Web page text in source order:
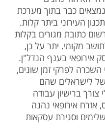
כבר בתוך מערכת
העירוני ביתר קלות.
כתובת מגורים בקלות
מקומי. יתר על כן,
אירופאי בענף הנדל"ן.
לפרקי זמן שונים,
לישראלים שהם
ברישיון עבודה
אזרח אירופאי נהנה
וסגירת עסקאות